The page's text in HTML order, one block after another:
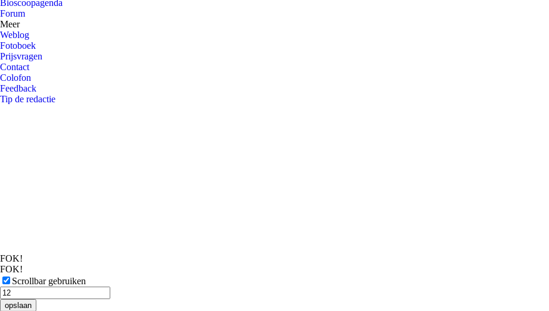
Bioscoopagenda
Forum
Meer
Weblog
Fotoboek
Prijsvragen
Contact
Colofon
Feedback
Tip de redactie
FOK!
FOK!
Scrollbar gebruiken
opslaan